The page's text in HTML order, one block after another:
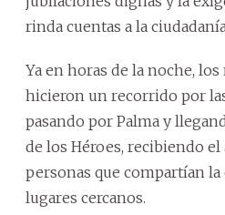
rinda cuentas a la
Ya en horas de la noche,
hicieron un recorrido por
pasando por Palma y
de los Héroes, recibiendo el
personas que compartían la
lugares cercanos.